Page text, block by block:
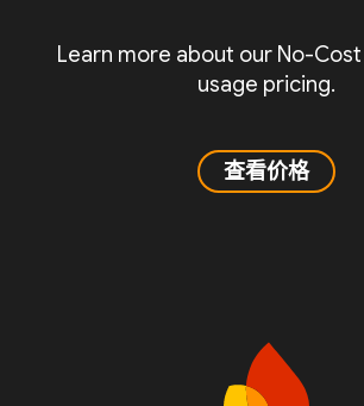
Learn more about our No-
usage pricing.
查看价格